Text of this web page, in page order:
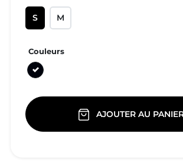
S M
Couleurs
Noir
AJOUTER AU